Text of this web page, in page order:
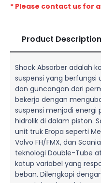
* Please contact us for
Product Description
Shock Absorber adalah
suspensi yang berfungsi
dan guncangan dari
bekerja dengan
suspensi menjadi energi
hidrolik di dalam piston.
unit truk Eropa seperti
Volvo FH/FMX, dan
teknologi Double-Tube
katup variabel yang
beban. Dilengkapi